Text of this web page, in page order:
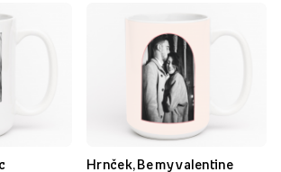
Hrnček, Be my valentine